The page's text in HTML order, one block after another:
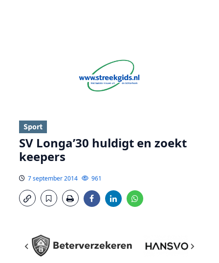
Sport
SV Longa’30 huldigt en zoekt
keepers
7 september 2014 961